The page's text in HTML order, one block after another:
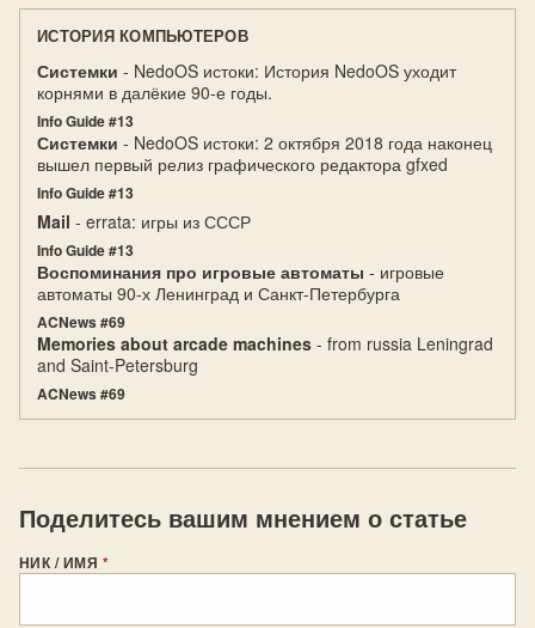
ИСТОРИЯ КОМПЬЮТЕРОВ
Системки - NedoOS истоки: История NedoOS уходит
корнями в далёкие 90-е годы.
Info Guide #13
Системки - NedoOS истоки: 2 октября 2018 года наконец
вышел первый релиз графического редактора gfxed
Info Guide #13
Mail - errata: игры из СССР
Info Guide #13
Воспоминания про игровые автоматы - игровые
автоматы 90-х Ленинград и Санкт-Петербурга
ACNews #69
Memories about arcade machines - from russia Leningrad
and Saint-Petersburg
ACNews #69
Поделитесь вашим мнением о статье
НИК / ИМЯ *